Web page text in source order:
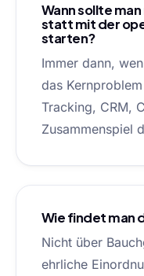
Wann sollte
statt mit der
starten?
Immer dann,
das
Tracking, CRM,
Zusammenspiel
Wie findet man
Nicht über
ehrliche